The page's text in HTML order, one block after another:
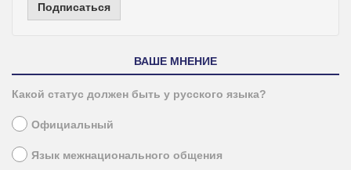
Подписаться
ВАШЕ МНЕНИЕ
Какой статус должен быть у русского языка?
Официальный
Язык межнационального общения